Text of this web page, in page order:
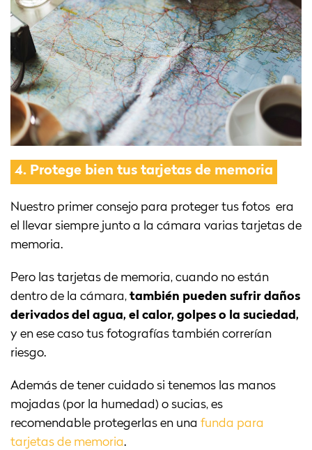
4. Protege bien tus tarjetas de memoria
Nuestro primer consejo para proteger tus fotos era
el llevar siempre junto a la cámara varias tarjetas de
memoria.
Pero las tarjetas de memoria, cuando no están
dentro de la cámara, también pueden sufrir daños
derivados del agua, el calor, golpes o la suciedad,
y en ese caso tus fotografías también correrían
riesgo.
Además de tener cuidado si tenemos las manos
mojadas (por la humedad) o sucias, es
recomendable protegerlas en una funda para
tarjetas de memoria.